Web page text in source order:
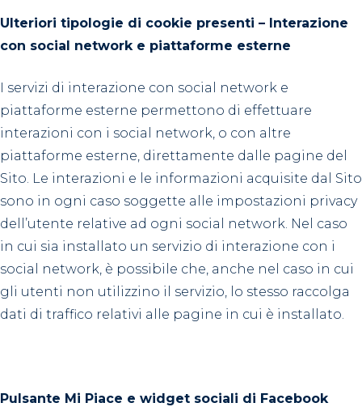
Ulteriori tipologie di cookie presenti – Interazione
con social network e piattaforme esterne
I servizi di interazione con social network e
piattaforme esterne permettono di effettuare
interazioni con i social network, o con altre
piattaforme esterne, direttamente dalle pagine del
Sito. Le interazioni e le informazioni acquisite dal Sito
sono in ogni caso soggette alle impostazioni privacy
dell’utente relative ad ogni social network. Nel caso
in cui sia installato un servizio di interazione con i
social network, è possibile che, anche nel caso in cui
gli utenti non utilizzino il servizio, lo stesso raccolga
dati di traffico relativi alle pagine in cui è installato.
Pulsante Mi Piace e widget sociali di Facebook